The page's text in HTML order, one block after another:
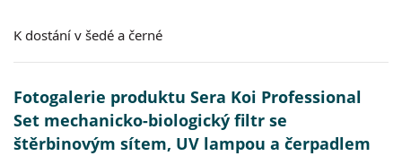
K dostání v šedé a černé
Fotogalerie produktu Sera Koi Professional
Set mechanicko-biologický filtr se
štěrbinovým sítem, UV lampou a čerpadlem